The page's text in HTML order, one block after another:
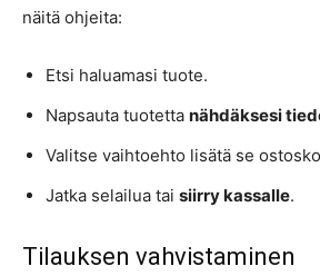
näitä ohjeita:
Etsi haluamasi tuote.
Napsauta tuotetta nähdäksesi
Valitse vaihtoehto lisätä se
Jatka selailua tai siirry kassalle.
Tilauksen vahvistaminen